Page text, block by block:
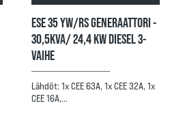
ESE 35 YW/RS GENERAATTORI -
30,5KVA/ 24,4 KW DIESEL 3-
VAIHE
Lähdöt: 1x CEE 63A, 1x CEE 32A, 1x
CEE 16A,…